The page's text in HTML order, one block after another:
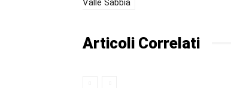
Valle Sabbia
Articoli Correlati